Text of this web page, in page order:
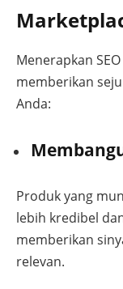
Menerapkan
memberikan
Anda:
Produk yang
lebih kredibel
memberikan
relevan.